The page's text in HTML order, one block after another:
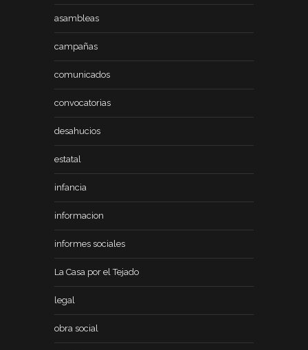
asambleas
campañas
comunicados
convocatorias
desahucios
estatal
infancia
informacion
informes sociales
La Casa por el Tejado
legal
obra social